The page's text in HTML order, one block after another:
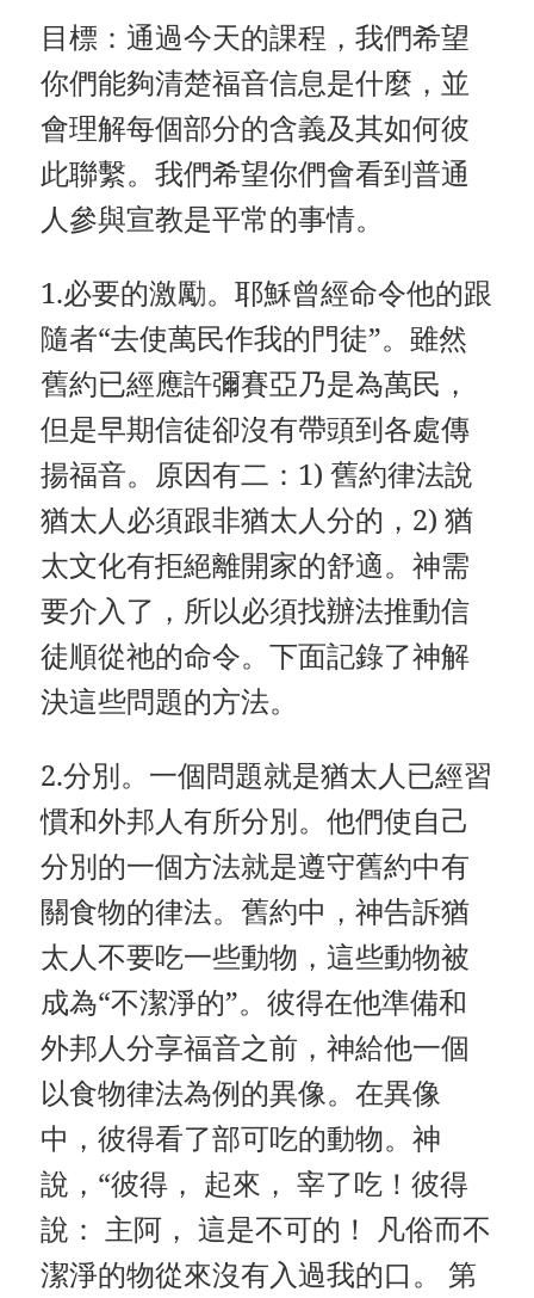
目標：通過今天的課程，我們希望
你們能夠清楚福音信息是什麼，並
會理解每個部分的含義及其如何彼
此聯繫。我們希望你們會看到普通
人參與宣教是平常的事情。
1.必要的激勵。耶穌曾經命令他的跟
隨者“去使萬民作我的門徒”。雖然
舊約已經應許彌賽亞乃是為萬民，
但是早期信徒卻沒有帶頭到各處傳
揚福音。原因有二：1) 舊約律法說
猶太人必須跟非猶太人分的，2) 猶
太文化有拒絕離開家的舒適。神需
要介入了，所以必須找辦法推動信
徒順從祂的命令。下面記錄了神解
決這些問題的方法。
2.分別。一個問題就是猶太人已經習
慣和外邦人有所分別。他們使自己
分別的一個方法就是遵守舊約中有
關食物的律法。舊約中，神告訴猶
太人不要吃一些動物，這些動物被
成為“不潔淨的”。彼得在他準備和
外邦人分享福音之前，神給他一個
以食物律法為例的異像。在異像
中，彼得看了部可吃的動物。神
說，“彼得， 起來， 宰了吃！彼得
說： 主阿， 這是不可的！ 凡俗而不
潔淨的物從來沒有入過我的口。 第